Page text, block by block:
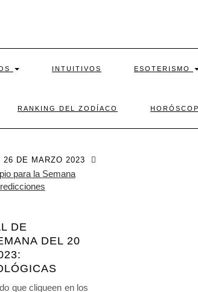
INTUITIVOS ESOTERISMO
RANKING DEL ZODÍACO
26 DE MARZO 2023
DE
DEL 20
que cliqueen en los